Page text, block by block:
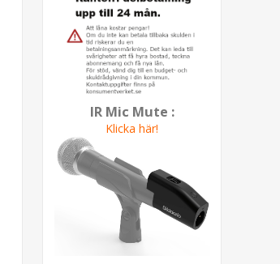
IR Mic Mute :
Klicka här!